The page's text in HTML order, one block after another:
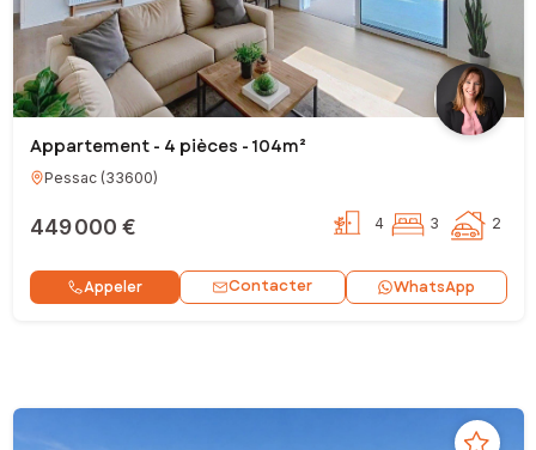
Appartement - 4 pièces - 104m²
Pessac(33600)
449 000 € 4 3 2
Appeler Contacter WhatsApp